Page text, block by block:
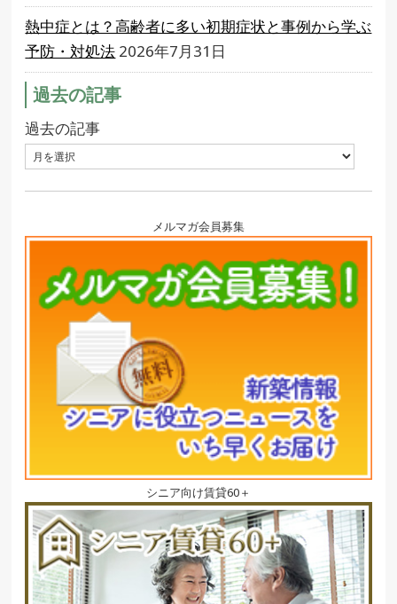
熱中症とは？高齢者に多い初期症状と事例から学ぶ
予防・対処法 2026年7月31日
過去の記事
過去の記事
メルマガ会員募集
シニア向け賃貸60＋